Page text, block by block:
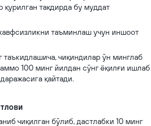
тақдирда бу муддат
таъминлаш учун иншоот
чиқиндилар ўн минглаб
100 минг йилдан сўнг ёқилғи ишлаб
қайтади.
чиқилган бўлиб, дастлабки 10 минг